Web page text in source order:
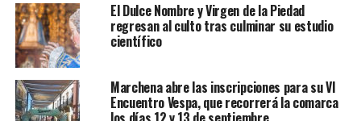
El Dulce Nombre y Virgen de la Piedad
regresan al culto tras culminar su estudio
científico
Marchena abre las inscripciones para su VI
Encuentro Vespa, que recorrerá la comarca